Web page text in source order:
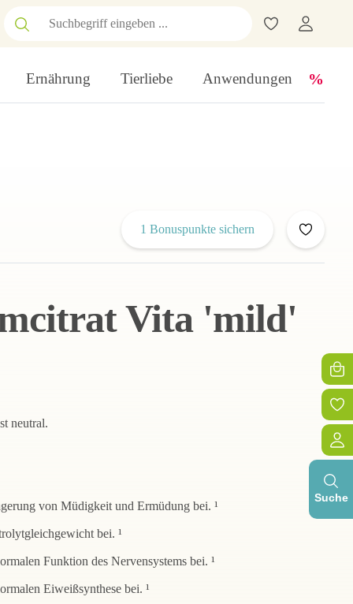
Suche
Ernährung Tierliebe Anwendungen
1 Bonuspunkte sichern
Vita 'mild'
neutral.
von Müdigkeit und Ermüdung bei. ¹
bei. ¹
Funktion des Nervensystems bei. ¹
Eiweißsynthese bei. ¹